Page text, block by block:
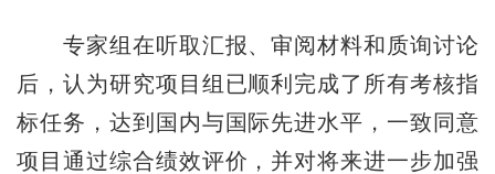
专家组在听取汇报、审阅材料和质询讨论
后，认为研究项目组已顺利完成了所有考核指
标任务，达到国内与国际先进水平，一致同意
项目通过综合绩效评价，并对将来进一步加强